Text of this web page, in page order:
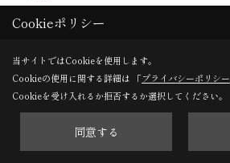
南信
形態別
建売住宅
二世帯住宅
Cookieポリシー
当サイトではCookieを使用します。
Cookieの使用に関する詳細は 「プライバシーポリシー
Cookieを受け入れるか拒否するか選択してください。
同意する